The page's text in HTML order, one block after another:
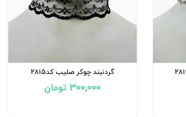
گردنبند چوکر صلیب کد۲۸۱۵
300,000 تومان